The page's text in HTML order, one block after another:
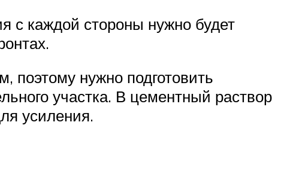
с каждой стороны нужно будет
поэтому нужно подготовить
участка. В цементный раствор
усиления.